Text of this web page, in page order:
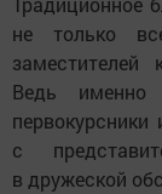
не только
заместителей
Ведь именно
с
в дружеской